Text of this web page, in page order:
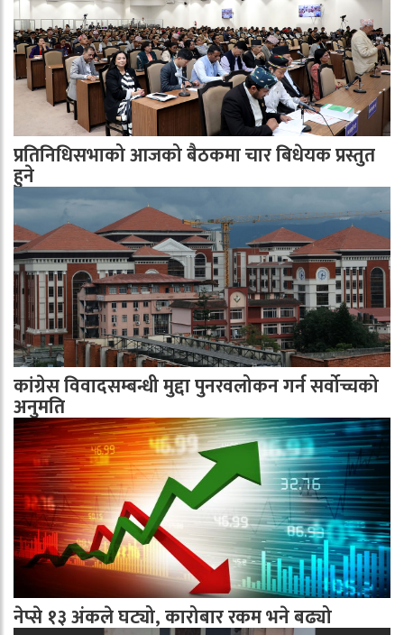
प्रतिनिधिसभाको आजको बैठकमा चार बिधेयक प्रस्तुत
हुने
कांग्रेस विवादसम्बन्धी मुद्दा पुनरवलोकन गर्न सर्वोच्चको
अनुमति
नेप्से १३ अंकले घट्यो, कारोबार रकम भने बढ्यो